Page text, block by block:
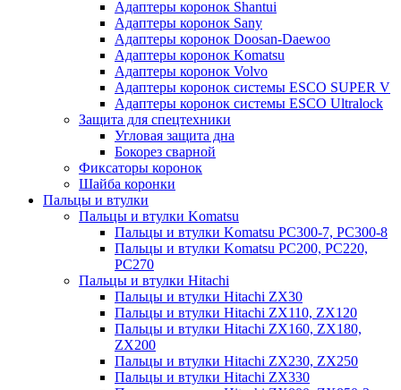
Адаптеры коронок Shantui
Адаптеры коронок Sany
Адаптеры коронок Doosan-Daewoo
Адаптеры коронок Komatsu
Адаптеры коронок Volvo
Адаптеры коронок системы ESCO SUPER V
Адаптеры коронок системы ESCO Ultralock
Защита для спецтехники
Угловая защита дна
Бокорез сварной
Фиксаторы коронок
Шайба коронки
Пальцы и втулки
Пальцы и втулки Komatsu
Пальцы и втулки Komatsu PC300-7, PC300-8
Пальцы и втулки Komatsu PC200, PC220,
PC270
Пальцы и втулки Hitachi
Пальцы и втулки Hitachi ZX30
Пальцы и втулки Hitachi ZX110, ZX120
Пальцы и втулки Hitachi ZX160, ZX180,
ZX200
Пальцы и втулки Hitachi ZX230, ZX250
Пальцы и втулки Hitachi ZX330